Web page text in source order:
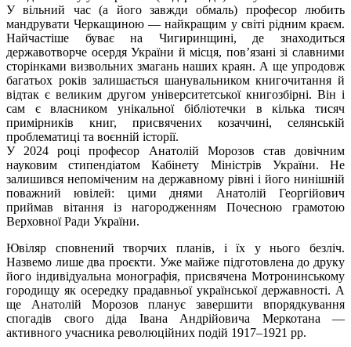
У вільний час (а його завжди обмаль) професор любить
мандрувати Черкащиною — найкращим у світі рідним краєм.
Найчастіше буває на Чигиринщині, де знаходиться
державотворче осердя України й місця, пов’язані зі славними
сторінками визвольних змагань наших краян. А ще упродовж
багатьох років залишається шанувальником книгочитання й
відтак є великим другом університетської книгозбірні. Він і
сам є власником унікальної бібліотечки в кілька тисяч
примірників книг, присвячених козаччині, селянській
проблематиці та воєнній історії.
У 2024 році професор Анатолій Морозов став довічним
науковим стипендіатом Кабінету Міністрів України. Не
залишився непоміченим на державному рівні і його нинішній
поважний ювілей: цими днями Анатолій Георгійович
приймав вітання із нагородженням Почесною грамотою
Верховної Ради України.
Ювіляр сповнений творчих планів, і їх у нього безліч.
Назвемо лише два проєкти. Уже майже підготовлена до друку
його індивідуальна монографія, присвячена Мотронинському
городищу як осередку прадавньої української державності. А
ще Анатолій Морозов планує завершити впорядкування
спогадів свого діда Івана Андрійовича Меркотана —
активного учасника революційних подій 1917–1921 рр.